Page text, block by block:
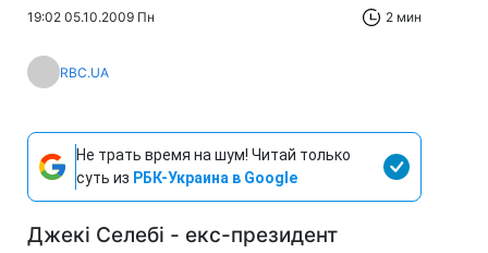
19:02 05.10.2009 Пн 2 мин
RBC.UA
Не трать время на шум! Читай только
суть из РБК-Украина в Google
Джекі Селебі - екс-президент